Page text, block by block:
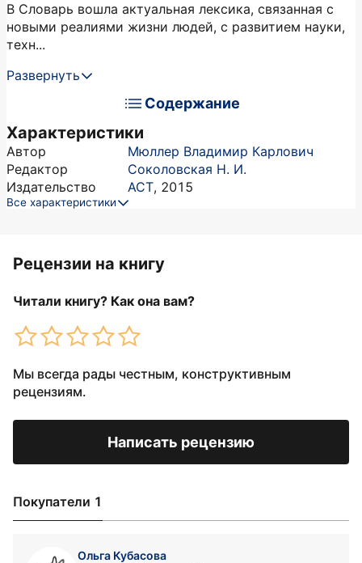
В Словарь вошла актуальная лексика, связанная с
новыми реалиями жизни людей, с развитием науки,
техн...
Развернуть
Содержание
Характеристики
Автор
Мюллер Владимир Карлович
Редактор
Соколовская Н. И.
Издательство
АСТ, 2015
Все характеристики
Рецензии на книгу
Читали книгу? Как она вам?
Мы всегда рады честным, конструктивным
рецензиям.
Написать рецензию
Покупатели 1
Ольга Кубасова